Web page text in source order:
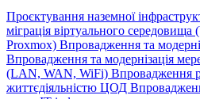
Проєктування наземної
міграція віртуального
Proxmox) Впровадження та
Впровадження та модернізація
(LAN, WAN, WiFi) Впровадження
життєдіяльністю ЦОД